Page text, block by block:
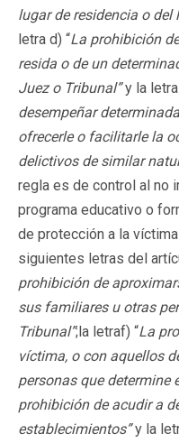
lugar de residencia o del
letra d) “La prohibición
resida o de un
Juez o Tribunal”y la letra
desempeñar
ofrecerle o facilitarle la
delictivos de similar
regla es de control al no
programa educativo o
de protección a la
siguientes letras del
prohibición de
sus familiares u otras
Tribunal”;la letraf) “La
víctima, o con aquellos
personas que determine
prohibición de acudir a
establecimientos”y la